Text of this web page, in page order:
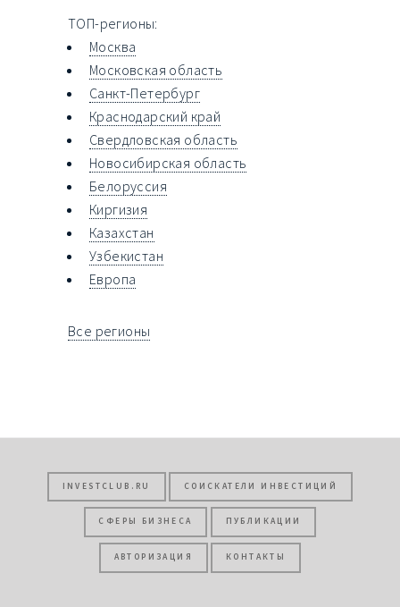
ТОП-регионы:
Москва
Московская область
Санкт-Петербург
Краснодарский край
Свердловская область
Новосибирская область
Белоруссия
Киргизия
Казахстан
Узбекистан
Европа
Все регионы
INVESTCLUB.RU СОИСКАТЕЛИ ИНВЕСТИЦИЙ
СФЕРЫ БИЗНЕСА ПУБЛИКАЦИИ
АВТОРИЗАЦИЯ КОНТАКТЫ